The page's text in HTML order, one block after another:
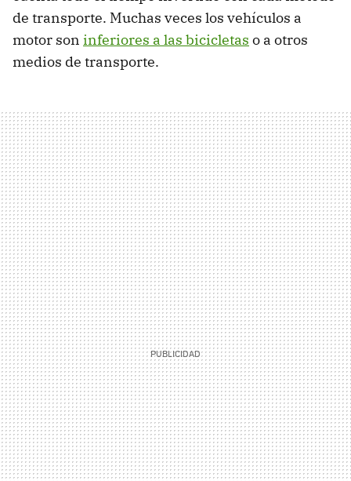
de transporte. Muchas veces los vehículos a
motor son inferiores a las bicicletas o a otros
medios de transporte.